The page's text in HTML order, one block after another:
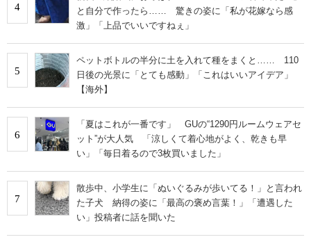
4
と自分で作ったら…… 驚きの姿に「私が花嫁なら感
激」「上品でいいですねぇ」
5
ペットボトルの半分に土を入れて種をまくと…… 110
日後の光景に「とても感動」「これはいいアイデア」
【海外】
6
「夏はこれが一番です」 GUの“1290円ルームウェアセ
ット”が大人気 「涼しくて着心地がよく、乾きも早
い」「毎日着るので3枚買いました」
7
散歩中、小学生に「ぬいぐるみが歩いてる！」と言われ
た子犬 納得の姿に「最高の褒め言葉！」「遭遇した
い」投稿者に話を聞いた